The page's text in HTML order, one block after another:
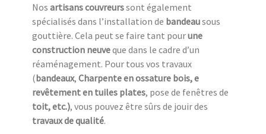
Nos artisans couvreurssont également
spécialisés dans l’installation de bandeausous
gouttière. Cela peut se faire tant pourune
construction neuveque dans le cadre d’un
réaménagement. Pour tous vos travaux
(bandeaux, Charpente en ossature bois, e
revêtement en tuiles plates, pose de fenêtres de
toit, etc.), vous pouvez être sûrs de jouir des
travaux de qualité.